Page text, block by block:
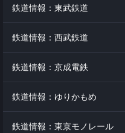
鉄道情報：東武鉄道
鉄道情報：西武鉄道
鉄道情報：京成電鉄
鉄道情報：ゆりかもめ
鉄道情報：東京モノレール